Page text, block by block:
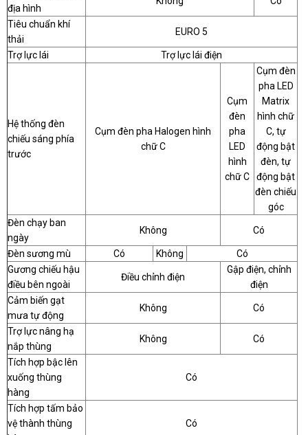
địa hình
Tiêu chuẩn khí
thải
EURO 5
Trợ lực lái Trợ lực lái điện
Hệ thống đèn
chiếu sáng phía
trước
Cụm đèn pha Halogen hình
chữ C
Cụm
đèn
pha
LED
hình
chữ C
Cụm đèn
pha LED
Matrix
hình chữ
C, tự
động bật
đèn, tự
động bật
đèn chiếu
góc
Đèn chạy ban
ngày
Không Có
Đèn sương mù Có Không
Có
Gương chiếu hậu
điều bên ngoài
Điều chỉnh điện
Gập điện, chỉnh
điện
Cảm biến gạt
mưa tự động
Không Có
Trợ lực nâng hạ
nắp thùng
Không Có
Tích hợp bậc lên
xuống thùng
hàng
Có
Tích hợp tấm bảo
vệ thành thùng
Có